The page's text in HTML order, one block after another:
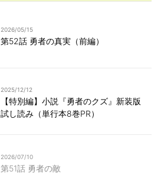
2026/05/15
第52話 勇者の真実（前編）
2025/12/12
【特別編】小説『勇者のクズ』新装版
試し読み（単行本8巻PR）
2026/07/10
第51話 勇者の敵